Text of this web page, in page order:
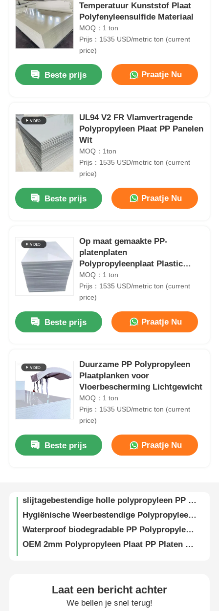
Thuis
Over ons
Fabrieksreis
Kwaliteitscontrole
nieuws
Alle Gevallen
De Plastic Raad van pp
Temperatuur Kunststof Plaat
Polyfenyleensulfide Materiaal
MOQ：1 ton
Prijs：1535 USD/metric ton (current
price)
Beste prijs Praatje Nu
UL94 V2 FR Vlamvertragende
Polypropyleen Plaat PP Panelen
Wit
MOQ：1ton
Prijs：1535 USD/metric ton (current
price)
Beste prijs Praatje Nu
Op maat gemaakte PP-
platenplaten
Polypropyleenplaat Plastic
Moldproof
MOQ：1 ton
Prijs：1535 USD/metric ton (current
price)
Beste prijs Praatje Nu
Duurzame PP Polypropyleen
Plaatplanken voor
Vloerbescherming Lichtgewicht
MOQ：1 ton
Prijs：1535 USD/metric ton (current
price)
Beste prijs Praatje Nu
Herbruikbaar Waterdicht Kunststof Bord PPS FR Polymeer Kunststof Platen OEM
Laat een bericht achter
We bellen je snel terug!